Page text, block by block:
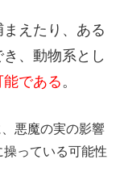
えたり、ある
、動物系とし
能である 。
悪魔の実の影響
操っている可能性